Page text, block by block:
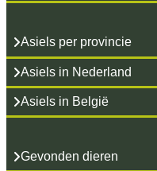
Asiels per provincie
Asiels in Nederland
Asiels in België
Gevonden dieren